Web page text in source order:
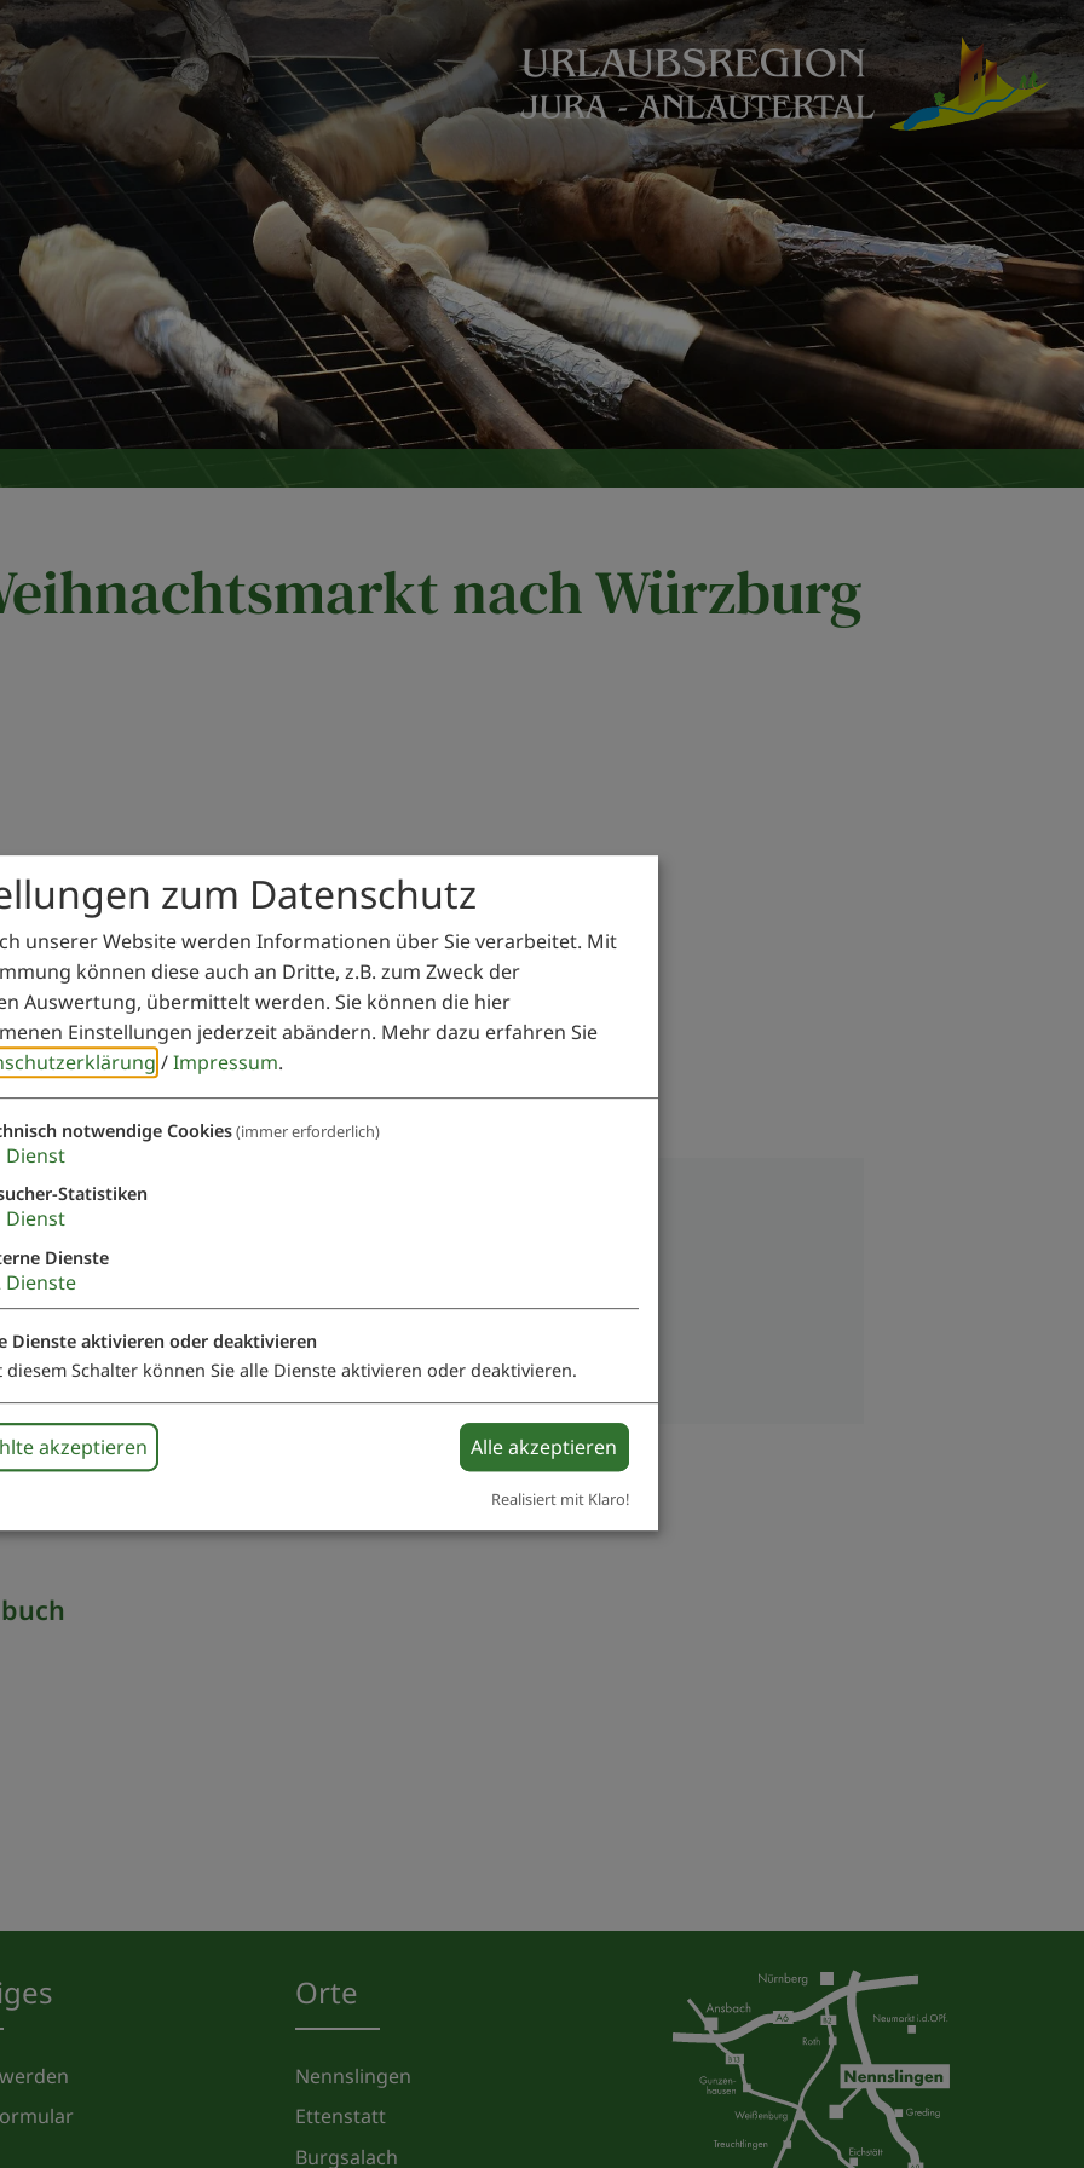
nach Würzburg
Treffpunkt: Treffpunkt Brunnen
Orte
Nennslingen
Ettenstatt
Burgsalach
zum Datenschutz
unserer Website werden Informationen über Sie verarbeitet. Mit
können diese auch an Dritte, z.B. zum Zweck der
Auswertung, übermittelt werden. Sie können die hier
Einstellungen jederzeit abändern. Mehr dazu erfahren Sie
/Impressum.
notwendige Cookies(immer erforderlich)
Dienst
Statistiken
Dienst
Dienste
Dienste
Dienste aktivieren oder deaktivieren
diesem Schalter können Sie alle Dienste aktivieren oder deaktivieren.
akzeptieren Alle akzeptieren
Realisiert mit Klaro!